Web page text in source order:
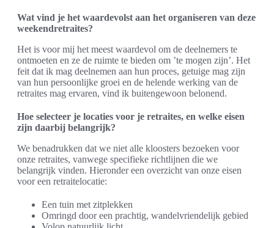
Wat vind je het waardevolst aan het organiseren van deze
weekendretraites?
Het is voor mij het meest waardevol om de deelnemers te
ontmoeten en ze de ruimte te bieden om ’te mogen zijn’. Het
feit dat ik mag deelnemen aan hun proces, getuige mag zijn
van hun persoonlijke groei en de helende werking van de
retraites mag ervaren, vind ik buitengewoon belonend.
Hoe selecteer je locaties voor je retraites, en welke eisen
zijn daarbij belangrijk?
We benadrukken dat we niet alle kloosters bezoeken voor
onze retraites, vanwege specifieke richtlijnen die we
belangrijk vinden. Hieronder een overzicht van onze eisen
voor een retraitelocatie:
Een tuin met zitplekken
Omringd door een prachtig, wandelvriendelijk gebied